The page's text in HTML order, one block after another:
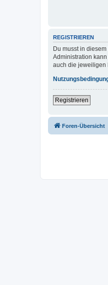
REGISTRIEREN
Du musst in
Administration
auch die jeweiligen
Registrieren
Foren-Übersicht